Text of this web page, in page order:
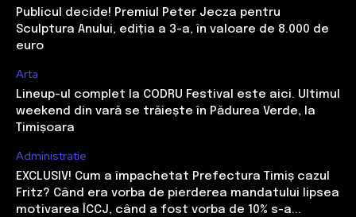
Publicul decide! Premiul Peter Jecza pentru
Sculptura Anului, ediția a 3-a, în valoare de 8.000 de
euro
Arta
Lineup-ul complet la CODRU Festival este aici. Ultimul
weekend din vară se trăiește în Pădurea Verde, la
Timișoara
Administratie
EXCLUSIV! Cum a împachetat Prefectura Timiș cazul
Fritz? Când era vorba de pierderea mandatului lipsea
motivarea ÎCCJ, când a fost vorba de 10% s-a...